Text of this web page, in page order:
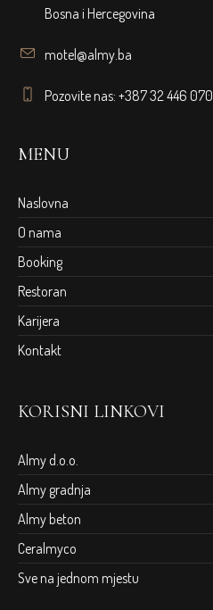
Bosna i Hercegovina
motel@almy.ba
Pozovite nas: +387 32 446 070
MENU
Naslovna
O nama
Booking
Restoran
Karijera
Kontakt
KORISNI LINKOVI
Almy d.o.o.
Almy gradnja
Almy beton
Ceralmyco
Sve na jednom mjestu